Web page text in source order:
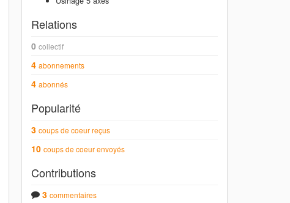
Relations
0 collectif
4 abonnements
4 abonnés
Popularité
3 coups de coeur reçus
10 coups de coeur envoyés
Contributions
3 commentaires